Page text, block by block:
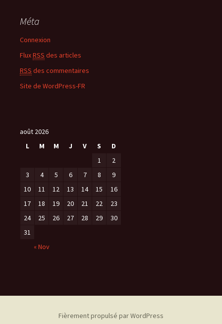
Méta
Connexion
FluxRSS des articles
RSS des commentaires
Site de WordPress-FR
août 2026
L
M M J V S D
« Nov
1
2
3
4 5 6 7 8
9
10
11 12 13 14 15
16
17
18 19 20 21 22
23
24
25 26 27 28 29
30
31
Fièrement propulsé par WordPress